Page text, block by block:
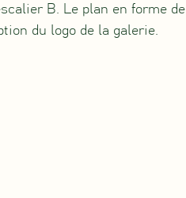
B. Le plan en forme de
du logo de la galerie.